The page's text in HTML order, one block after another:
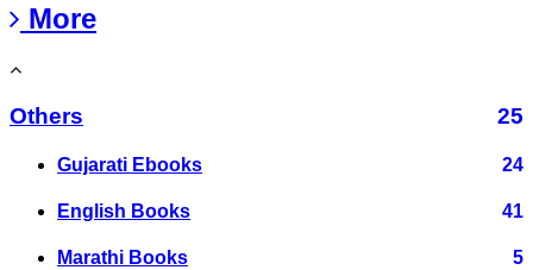
More
Others 25
Gujarati Ebooks 24
English Books 41
Marathi Books 5